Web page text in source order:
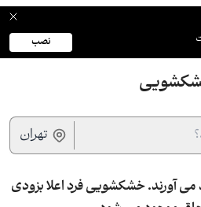
نصب
تهران
آورند. خشکشویی فرد اعلا بزودی